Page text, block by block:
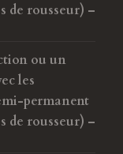
de rousseur) –
ou un
les
permanent
de rousseur) –